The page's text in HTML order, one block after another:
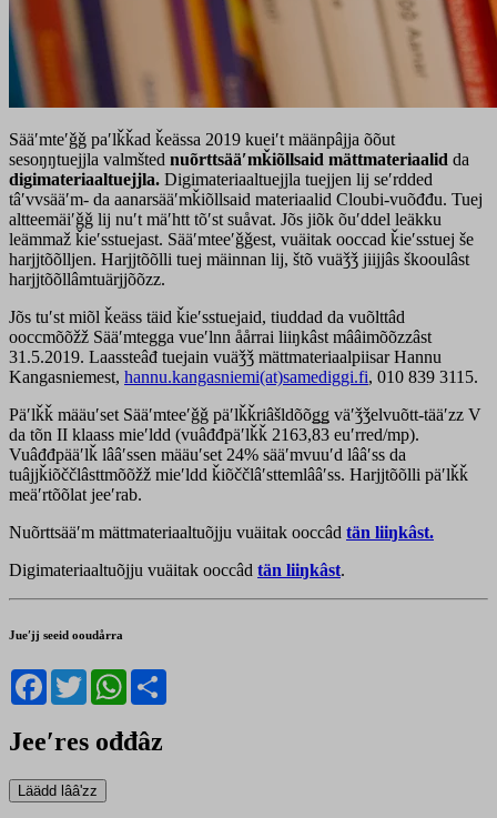
Sääʹmteʹǧǧ paʹlǩǩad ǩeässa 2019 kueiʹt määnpâjja õõut
sesoŋŋtuejjla valmšted nuõrttsääʹmǩiõllsaid mättmateriaalid da
digimateriaaltuejjla. Digimateriaaltuejjla tuejjen lij seʹrdded
tâʹvvsääʹm- da aanarsääʹmǩiõllsaid materiaalid Cloubi-vuõđđu. Tuej
altteemäiʹǧǧ lij nuʹt mäʹhtt tõʹst suåvat. Jõs jiõk õuʹddel leäkku
leämmaž ǩieʹsstuejast. Sääʹmteeʹǧǧest, vuäitak ooccad ǩieʹsstuej še
harjjtõõlljen. Harjjtõõlli tuej mäinnan lij, štõ vuäǯǯ jiijjâs škooulâst
harjjtõõllâmtuärjjõõzz.
Jõs tuʹst miõl ǩeäss täid ǩieʹsstuejaid, tiuddad da vuõlttâd
ooccmõõžž Sääʹmtegga vueʹlnn åårrai liiŋkâst mââimõõzzâst
31.5.2019. Laassteâđ tuejain vuäǯǯ mättmateriaalpiisar Hannu
Kangasniemest, hannu.kangasniemi(at)samediggi.fi, 010 839 3115.
Päʹlǩǩ määuʹset Sääʹmteeʹǧǧ päʹlǩǩriâšldõõǥǥ väʹǯǯelvuõtt-tääʹzz V
da tõn II klaass mieʹldd (vuâđđpäʹlǩǩ 2163,83 euʹrred/mp).
Vuâđđpääʹlǩ lââʹssen määuʹset 24% sääʹmvuuʹd lââʹss da
tuâjjǩiõččlâsttmõõžž mieʹldd ǩiõččlâʹsttemlââʹss. Harjjtõõlli päʹlǩǩ
meäʹrtõõlat jeeʹrab.
Nuõrttsääʹm mättmateriaaltuõjju vuäitak ooccâd tän liiŋkâst.
Digimateriaaltuõjju vuäitak ooccâd tän liiŋkâst.
Jueʹjj seeid ooudårra
Facebook
TwitterWhatsApp
Jeeʹres ođđâz